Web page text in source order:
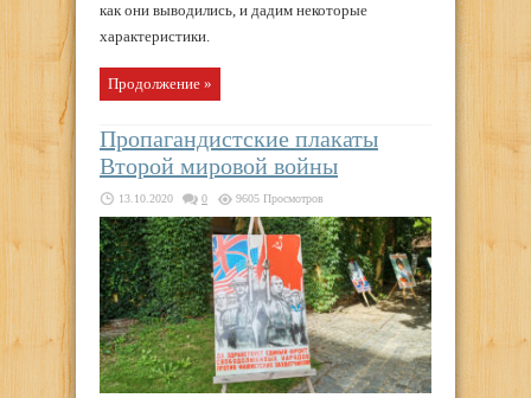
как они выводились, и дадим некоторые
характеристики.
Продолжение »
Пропагандистские плакаты
Второй мировой войны
13.10.2020 0 9605 Просмотров